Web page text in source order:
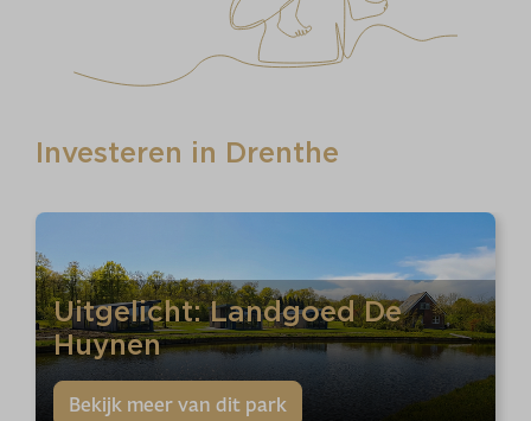
Investeren in Drenthe
Uitgelicht: Landgoed De
Huynen
Bekijk meer van dit park